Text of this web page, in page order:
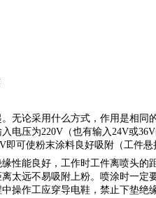
无论采用什么方式，作用是相
电压为220V（也有输入24V或
可使粉末涂料良好吸附（工件
性能良好，工作时工件离喷头的
太远不易吸附上粉。喷涂时一
操作工应穿导电鞋，禁止下垫绝